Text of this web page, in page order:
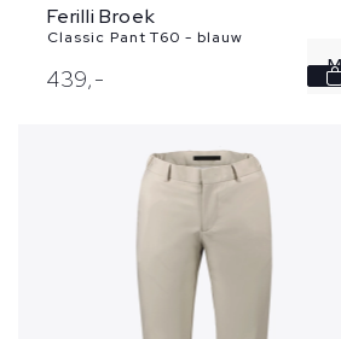
Ferilli Broek
Classic Pant T60 - blauw
439,- M